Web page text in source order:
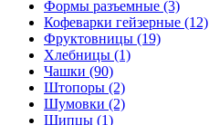
Формы разъемные (3)
Кофеварки гейзерные (12)
Фруктовницы (19)
Хлебницы (1)
Чашки (90)
Штопоры (2)
Шумовки (2)
Щипцы (1)